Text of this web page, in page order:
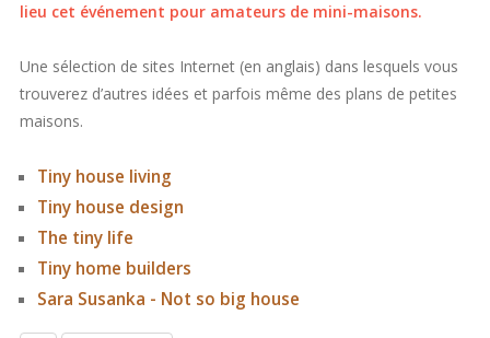
lieu cet événement pour amateurs de mini-maisons.
Une sélection de sites Internet (en anglais) dans lesquels vous
trouverez d’autres idées et parfois même des plans de petites
maisons.
Tiny house living
Tiny house design
The tiny life
Tiny home builders
Sara Susanka - Not so big house